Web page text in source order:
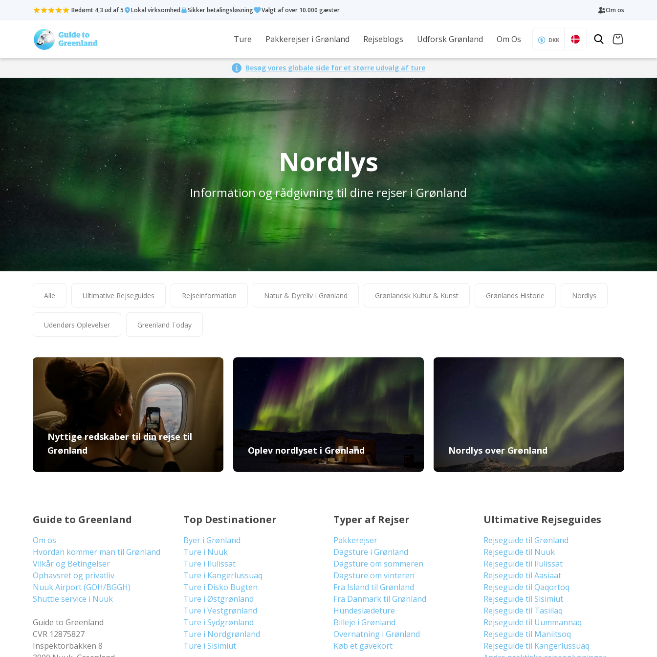
Bedømt 4,3 ud af 5 Lokal virksomhed Sikker betalingsløsning Valgt af over 10.000 gæster Om os
Ture Pakkerejser i Grønland Rejseblogs Udforsk Grønland Om Os DKK
Besøg vores globale side for et større udvalg af ture
Nordlys
Information og rådgivning til dine rejser i Grønland
Alle Ultimative Rejseguides Rejseinformation Natur & Dyreliv I Grønland Grønlandsk Kultur & Kunst Grønlands Historie Nordlys
Udendørs Oplevelser Greenland Today
Nyttige redskaber til din rejse til
Grønland
Oplev nordlyset i Grønland Nordlys over Grønland
Guide to Greenland
Om os
Hvordan kommer man til Grønland
Vilkår og Betingelser
Ophavsret og privatliv
Nuuk Airport (GOH/BGGH)
Shuttle service i Nuuk
Guide to Greenland
CVR 12875827
Inspektorbakken 8
Top Destinationer
Byer i Grønland
Ture i Nuuk
Ture i Ilulissat
Ture i Kangerlussuaq
Ture i Disko Bugten
Ture i Østgrønland
Ture i Vestgrønland
Ture i Sydgrønland
Ture i Nordgrønland
Ture i Sisimiut
Typer af Rejser
Pakkerejser
Dagsture i Grønland
Dagsture om sommeren
Dagsture om vinteren
Fra Island til Grønland
Fra Danmark til Grønland
Hundeslædeture
Billeje i Grønland
Overnatning i Grønland
Køb et gavekort
Ultimative Rejseguides
Rejseguide til Grønland
Rejseguide til Nuuk
Rejseguide til Ilulissat
Rejseguide til Aasiaat
Rejseguide til Qaqortoq
Rejseguide til Sisimiut
Rejseguide til Tasiilaq
Rejseguide til Uummannaq
Rejseguide til Maniitsoq
Rejseguide til Kangerlussuaq